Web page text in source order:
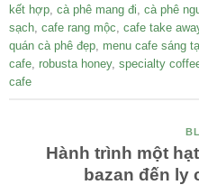
kết hợp, cà phê mang đi, cà phê
sạch, cafe rang mộc, cafe take
quán cà phê đẹp, menu cafe sáng
cafe, robusta honey, specialty
cafe
Hành trình một
bazan đến ly